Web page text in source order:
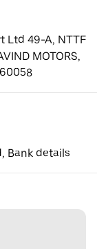
Ltd 49-A, NTTF
MOTORS,
Bank details